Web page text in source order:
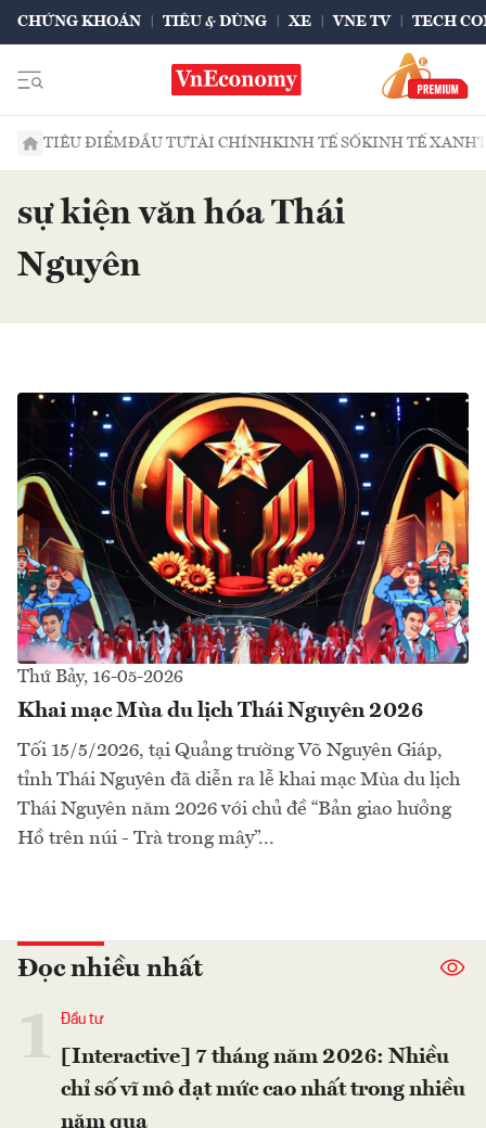
CHỨNG KHOÁN TIÊU & DÙNG XE VNE TV TECH
TIÊU ĐIỂMĐẦU TƯTÀI CHÍNHKINH TẾ SỐKINH TẾ XANH
sự kiện văn hóa Thái
Nguyên
Thứ Bảy, 16-05-2026
Khai mạc Mùa du lịch Thái Nguyên 2026
Tối 15/5/2026, tại Quảng trường Võ Nguyên Giáp,
tỉnh Thái Nguyên đã diễn ra lễ khai mạc Mùa du lịch
Thái Nguyên năm 2026 với chủ đề “Bản giao hưởng
Hồ trên núi - Trà trong mây”...
Đọc nhiều nhất
Đầu tư
[Interactive] 7 tháng năm 2026: Nhiều
chỉ số vĩ mô đạt mức cao nhất trong nhiều
năm qua